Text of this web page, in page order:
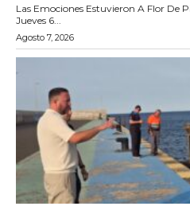
Las Emociones Estuvieron A Flor De
Jueves 6...
Agosto 7, 2026